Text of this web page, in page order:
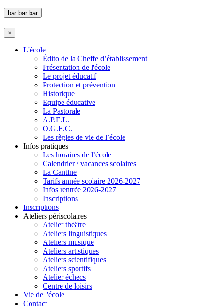
bar bar bar
×
L'école
Édito de la Cheffe d’établissement
Présentation de l'école
Le projet éducatif
Protection et prévention
Historique
Equipe éducative
La Pastorale
A.P.E.L.
O.G.E.C.
Les règles de vie de l’école
Infos pratiques
Les horaires de l’école
Calendrier / vacances scolaires
La Cantine
Tarifs année scolaire 2026-2027
Infos rentrée 2026-2027
Inscriptions
Inscriptions
Ateliers périscolaires
Atelier théâtre
Ateliers linguistiques
Ateliers musique
Ateliers artistiques
Ateliers scientifiques
Ateliers sportifs
Atelier échecs
Centre de loisirs
Vie de l'école
Contact